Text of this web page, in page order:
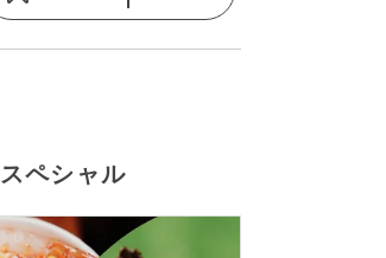
スペシャル